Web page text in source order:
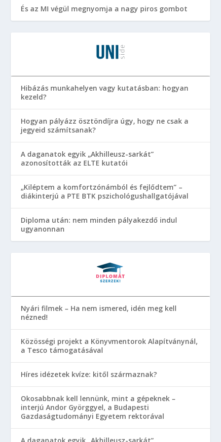
És az MI végül megnyomja a nagy piros gombot
Hibázás munkahelyen vagy kutatásban: hogyan
kezeld?
Hogyan pályázz ösztöndíjra úgy, hogy ne csak a
jegyeid számítsanak?
A daganatok egyik „Akhilleusz-sarkát”
azonosították az ELTE kutatói
„Kiléptem a komfortzónámból és fejlődtem” –
diákinterjú a PTE BTK pszichológushallgatójával
Diploma után: nem minden pályakezdő indul
ugyanonnan
Nyári filmek – Ha nem ismered, idén meg kell
nézned!
Közösségi projekt a Könyvmentorok Alapítványnál,
a Tesco támogatásával
Híres idézetek kvíze: kitől származnak?
Okosabbnak kell lennünk, mint a gépeknek –
interjú Andor Györggyel, a Budapesti
Gazdaságtudományi Egyetem rektorával